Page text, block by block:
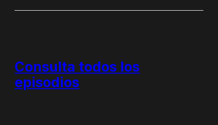
Consulta todos los
episodios